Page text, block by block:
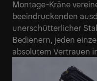
Montage-Kräne
beeindruckenden
unerschütterlicher
Bedienern, jeden
absolutem Vertrauen